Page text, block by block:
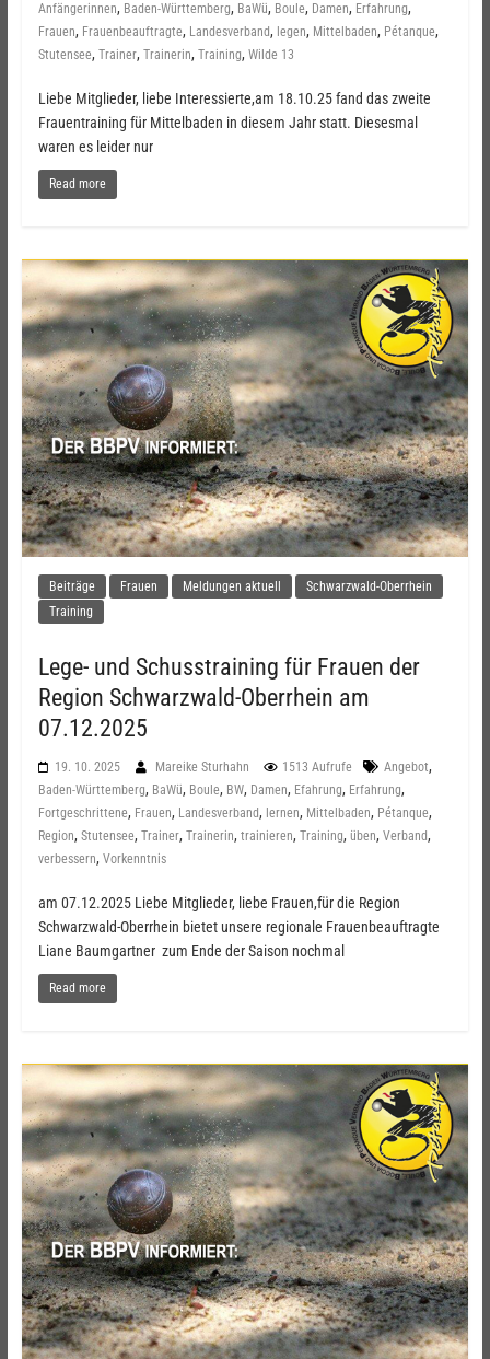
Anfängerinnen, Baden-Württemberg, BaWü, Boule, Damen, Erfahrung,
Frauen, Frauenbeauftragte, Landesverband, legen, Mittelbaden, Pétanque,
Stutensee, Trainer, Trainerin, Training, Wilde 13
Liebe Mitglieder, liebe Interessierte,am 18.10.25 fand das zweite
Frauentraining für Mittelbaden in diesem Jahr statt. Diesesmal
waren es leider nur
Read more
Beiträge Frauen Meldungen aktuell
Schwarzwald-Oberrhein
Training
Lege- und Schusstraining für Frauen der
Region Schwarzwald-Oberrhein am
07.12.2025
19. 10. 2025 Mareike Sturhahn 1513 Aufrufe Angebot,
Baden-Württemberg, BaWü, Boule, BW, Damen, Efahrung, Erfahrung,
Fortgeschrittene, Frauen, Landesverband, lernen, Mittelbaden, Pétanque,
Region, Stutensee, Trainer, Trainerin, trainieren, Training, üben, Verband,
verbessern, Vorkenntnis
am 07.12.2025 Liebe Mitglieder, liebe Frauen,für die Region
Schwarzwald-Oberrhein bietet unsere regionale Frauenbeauftragte
Liane Baumgartner zum Ende der Saison nochmal
Read more